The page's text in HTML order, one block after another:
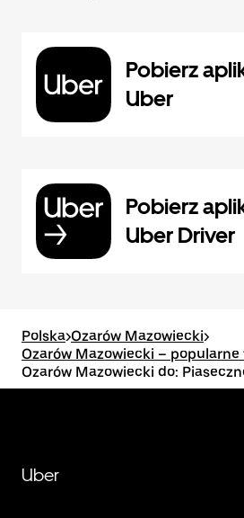
Pobierz
Uber
Pobierz
Uber Driver
Polska>Ozarów Mazowiecki>
Ozarów Mazowiecki –
Ozarów Mazowiecki do:
Uber